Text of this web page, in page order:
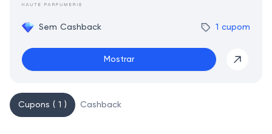
Sem Cashback 1 cupom
Mostrar
Cupons ( 1 ) Cashback